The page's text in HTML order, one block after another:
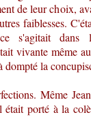
de leur choix,
faiblesses.
s'agitait
vivante même
dompté la
Même
porté à la